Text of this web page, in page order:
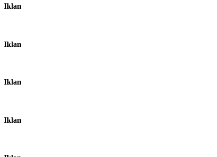
Iklan
Iklan
Iklan
Iklan